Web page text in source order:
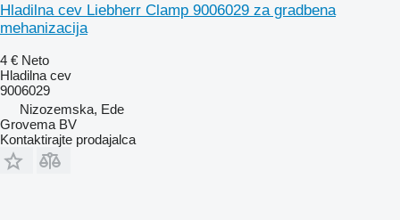
Hladilna cev Liebherr Clamp 9006029 za gradbena
mehanizacija
4 € Neto
Hladilna cev
9006029
Nizozemska, Ede
Grovema BV
Kontaktirajte prodajalca